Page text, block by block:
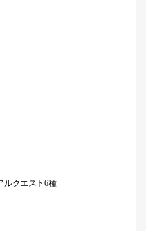
ルクエスト6種